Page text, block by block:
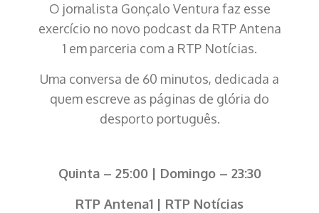
O jornalista Gonçalo Ventura faz esse
exercício no novo podcast da RTP Antena
1 em parceria com a RTP Notícias.
Uma conversa de 60 minutos, dedicada a
quem escreve as páginas de glória do
desporto português.
Quinta – 25:00 | Domingo – 23:30
RTP Antena1 | RTP Notícias